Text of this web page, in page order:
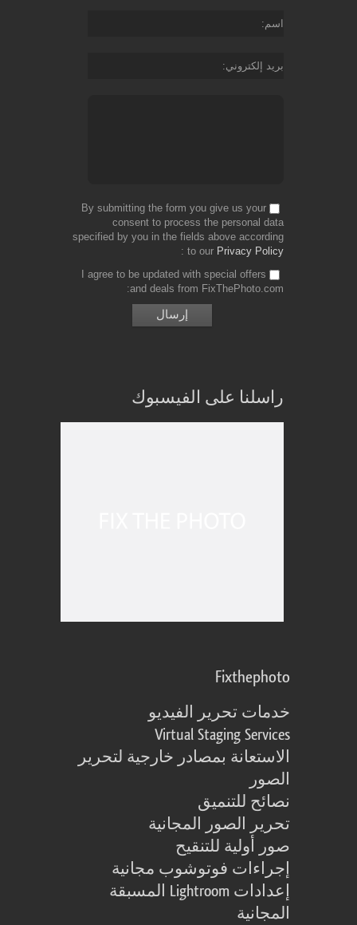
اسم
بريد إلكتروني
By submitting the form you give us your
consent to process the personal data
specified by you in the fields above according
to our Privacy Policy
I agree to be updated with special offers
and deals from FixThePhoto.com
راسلنا على الفيسبوك
Fixthephoto
خدمات تحرير الفيديو
Virtual Staging Services
الاستعانة بمصادر خارجية لتحرير
الصور
نصائح للتنميق
تحرير الصور المجانية
صور أولية للتنقيح
إجراءات فوتوشوب مجانية
إعدادات Lightroom المسبقة
المجانية